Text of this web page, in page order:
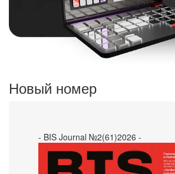
Новый номер
- BIS Journal №2(61)2026 -